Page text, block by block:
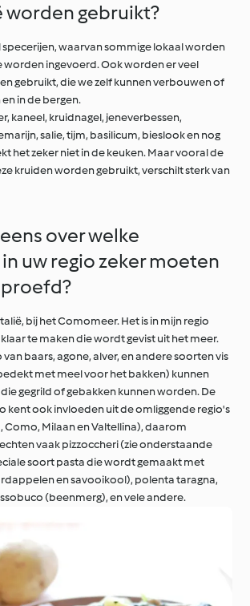
worden gebruikt?
specerijen, waarvan sommige lokaal worden
worden ingevoerd. Ook worden er veel
gebruikt, die we zelf kunnen verbouwen of
in de bergen.
kaneel, kruidnagel, jeneverbessen,
salie, tijm, basilicum, bieslook en nog
het zeker niet in de keuken. Maar vooral de
kruiden worden gebruikt, verschilt sterk van
over welke
uw regio zeker moeten
bij het Comomeer. Het is in mijn regio
te maken die wordt gevist uit het meer.
baars, agone, alver, en andere soorten vis
met meel voor het bakken) kunnen
gegrild of gebakken kunnen worden. De
kent ook invloeden uit de omliggende regio's
Como, Milaan en Valtellina), daarom
vaak pizzoccheri (zie onderstaande
soort pasta die wordt gemaakt met
en savooikool), polenta taragna,
(beenmerg), en vele andere.